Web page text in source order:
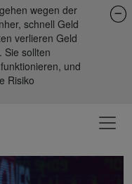
wegen der
schnell Geld
verlieren Geld
Sie sollten
und
Risiko